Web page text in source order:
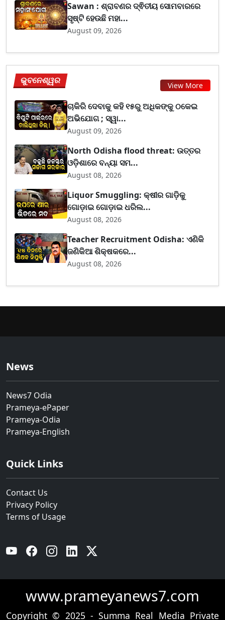
Sawan : ଶ୍ରାବଣର ଦ୍ଵିତୀୟ ସୋମବାରରେ
ସୃଷ୍ଟି ହେଉଛି ମହା...
August 09, 2026
ଭୁବନେଶ୍ୱର View More
ଚାକିରି ଦେବାକୁ କହି ୧୫ରୁ ଅଧିକଙ୍କୁ ଠକେଇ
ଅଭିଯୋଗ ; ସ୍ୱା...
August 09, 2026
North Odisha flood threat: ଉତ୍ତର
ଓଡ଼ିଶାରେ ବନ୍ୟା ସମ...
August 08, 2026
Liquor Smuggling: କ୍ଷୀର ଗାଡ଼ିକୁ
ଗୋଡ଼ାଇ ଗୋଡ଼ାଇ ଧରିଲ...
August 08, 2026
Teacher Recruitment Odisha: ଏଣିକି
ଜଣିକିଆ ଶିକ୍ଷକରେ...
August 08, 2026
News
News7 Odia
Prameya-ePaper
Prameya-Odia
Prameya-English
Quick Links
Contact Us
Privacy Policy
Terms of Usage
YouTube Facebook Instagram Linkedin
www.prameyanews7.com
Copyright © 2025 - Summa Real Media Private